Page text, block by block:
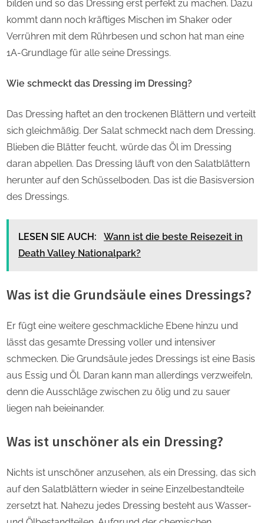
bilden und so das Dressing erst perfekt zu machen. Dazu
kommt dann noch kräftiges Mischen im Shaker oder
Verrühren mit dem Rührbesen und schon hat man eine
1A-Grundlage für alle seine Dressings.
Wie schmeckt das Dressing im Dressing?
Das Dressing haftet an den trockenen Blättern und verteilt
sich gleichmäßig. Der Salat schmeckt nach dem Dressing.
Blieben die Blätter feucht, würde das Öl im Dressing
daran abpellen. Das Dressing läuft von den Salatblättern
herunter auf den Schüsselboden. Das ist die Basisversion
des Dressings.
LESEN SIE AUCH:
Wann ist die beste Reisezeit in
Death Valley Nationalpark?
Was ist die Grundsäule eines Dressings?
Er fügt eine weitere geschmackliche Ebene hinzu und
lässt das gesamte Dressing voller und intensiver
schmecken. Die Grundsäule jedes Dressings ist eine Basis
aus Essig und Öl. Daran kann man allerdings verzweifeln,
denn die Ausschläge zwischen zu ölig und zu sauer
liegen nah beieinander.
Was ist unschöner als ein Dressing?
Nichts ist unschöner anzusehen, als ein Dressing, das sich
auf den Salatblättern wieder in seine Einzelbestandteile
zersetzt hat. Nahezu jedes Dressing besteht aus Wasser-